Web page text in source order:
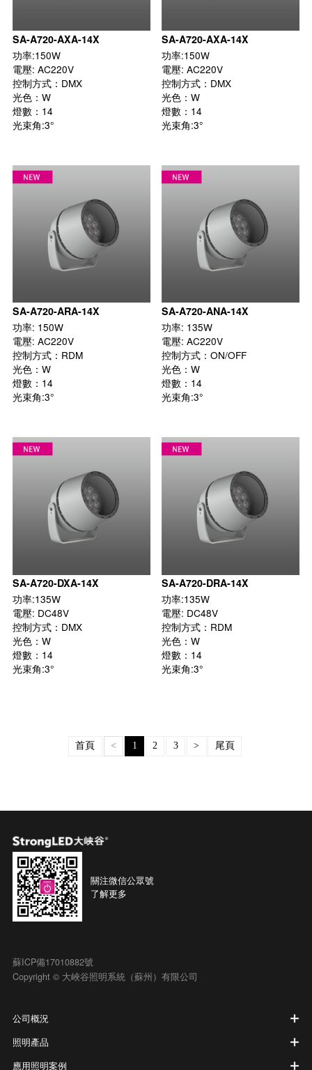
SA-A720-AXA-14X
功率:150W
電壓: AC220V
控制方式：DMX
光色：W
燈數：14
光束角:3°
SA-A720-AXA-14X
功率:150W
電壓: AC220V
控制方式：DMX
光色：W
燈數：14
光束角:3°
SA-A720-ARA-14X
功率: 150W
電壓: AC220V
控制方式：RDM
光色：W
燈數：14
光束角:3°
SA-A720-ANA-14X
功率: 135W
電壓: AC220V
控制方式：ON/OFF
光色：W
燈數：14
光束角:3°
SA-A720-DXA-14X
功率:135W
電壓: DC48V
控制方式：DMX
光色：W
燈數：14
光束角:3°
SA-A720-DRA-14X
功率:135W
電壓: DC48V
控制方式：RDM
光色：W
燈數：14
光束角:3°
首頁 < 1 2 3 > 尾頁
關注微信公眾號
了解更多
蘇ICP備17010882號
Copyright © 大峽谷照明系統（蘇州）有限公司
公司概況
照明產品
應用照明案例